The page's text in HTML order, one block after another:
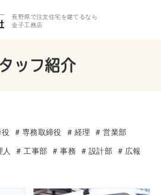
長野県で注文住宅を建てるなら
金子工務店
ッフ紹介
専務取締役 経理
営業部
工事部 事務 設計部 広報